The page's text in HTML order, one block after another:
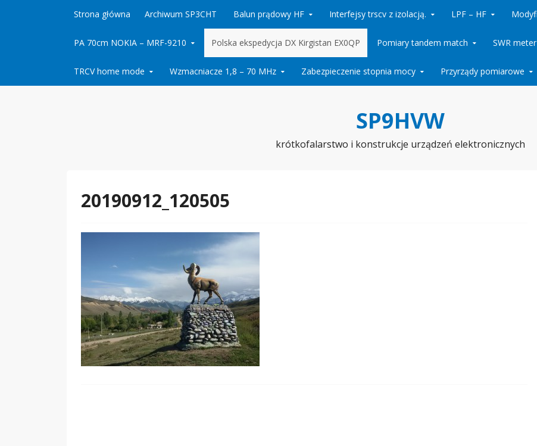
Strona główna Archiwum SP3CHT Balun prądowy HF Interfejsy trscv z izolacją. LPF – HF
PA 70cm NOKIA – MRF-9210 Polska ekspedycja DX Kirgistan EX0QP Pomiary tandem match SWR
TRCV home mode Wzmacniacze 1,8 – 70 MHz Zabezpieczenie stopnia mocy Przyrządy pomiarowe
SP9HVW
krótkofalarstwo i konstrukcje urządzeń elektronicznych
20190912_120505